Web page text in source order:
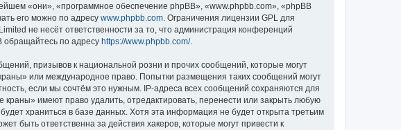
«они», «программное обеспечение phpBB», «www.phpbb.com», «phpBB
его можно по адресу www.phpbb.com . Ограничения лицензии GPL для
не несёт ответственности за то, что администрация конференций
обращайтесь по адресу https://www.phpbb.com/.
призывов к национальной розни и прочих сообщений, которые могут
или международное право. Попытки размещения таких сообщений могут
если мы сочтём это нужным. IP-адреса всех сообщений сохраняются для
имеют право удалить, отредактировать, перенести или закрыть любую
храниться в базе данных. Хотя эта информация не будет открыта третьим
быть ответственна за действия хакеров, которые могут привести к